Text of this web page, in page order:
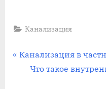
Канализация
Навигация
П
Канализация в
С
Что такое